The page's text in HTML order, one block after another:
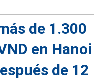
de 1.300
en Hanoi
de 12